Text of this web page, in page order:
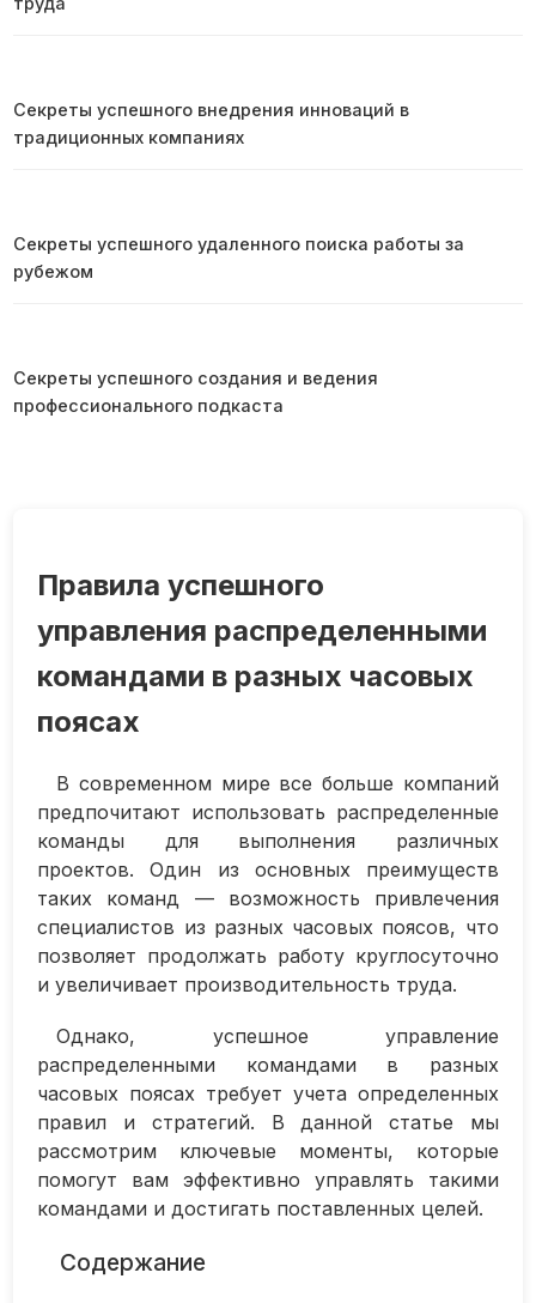
Правила успешного
управления распределенными
командами в разных часовых
поясах
В современном мире все больше компаний
предпочитают использовать распределенные
команды для выполнения различных
проектов. Один из основных преимуществ
таких команд — возможность привлечения
специалистов из разных часовых поясов, что
позволяет продолжать работу круглосуточно
и увеличивает производительность труда.
Однако, успешное управление
распределенными командами в разных
часовых поясах требует учета определенных
правил и стратегий. В данной статье мы
рассмотрим ключевые моменты, которые
помогут вам эффективно управлять такими
командами и достигать поставленных целей.
Содержание
Секреты успешного внедрения инноваций в
традиционных компаниях
Секреты успешного удаленного поиска работы за
рубежом
Секреты успешного создания и ведения
профессионального подкаста